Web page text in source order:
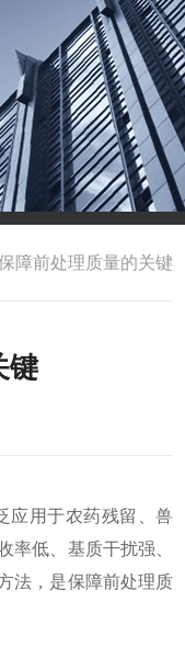
障前处理质量的关键
键
用于农药残留、兽
率低、基质干扰强、
法，是保障前处理质